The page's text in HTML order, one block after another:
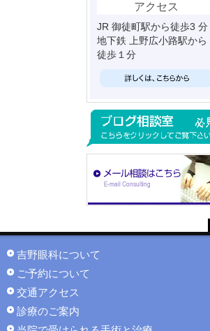
アクセス
JR 御徒町駅から徒歩3 分
地下鉄 上野広小路駅から
徒歩１分
吉野眼科について
ご予約について
交通アクセス
診療のご案内